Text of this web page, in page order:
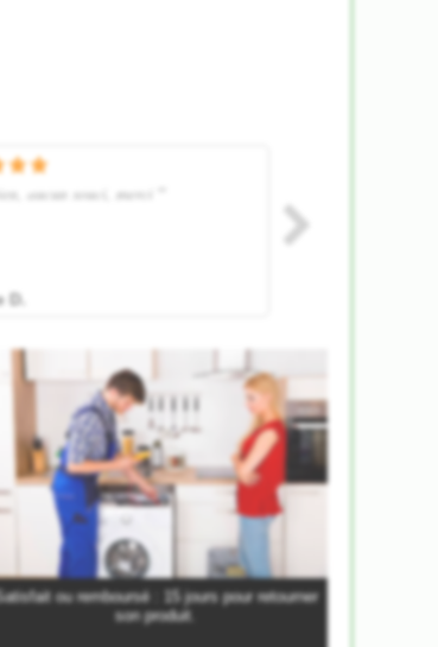
Satisfait ou remboursé : 15 jours pour retourner
son produit.